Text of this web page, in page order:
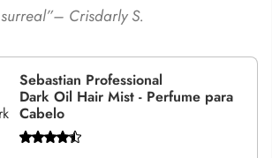
surreal”– Crisdarly S.
Sebastian Professional
Dark Oil Hair Mist - Perfume para
Cabelo